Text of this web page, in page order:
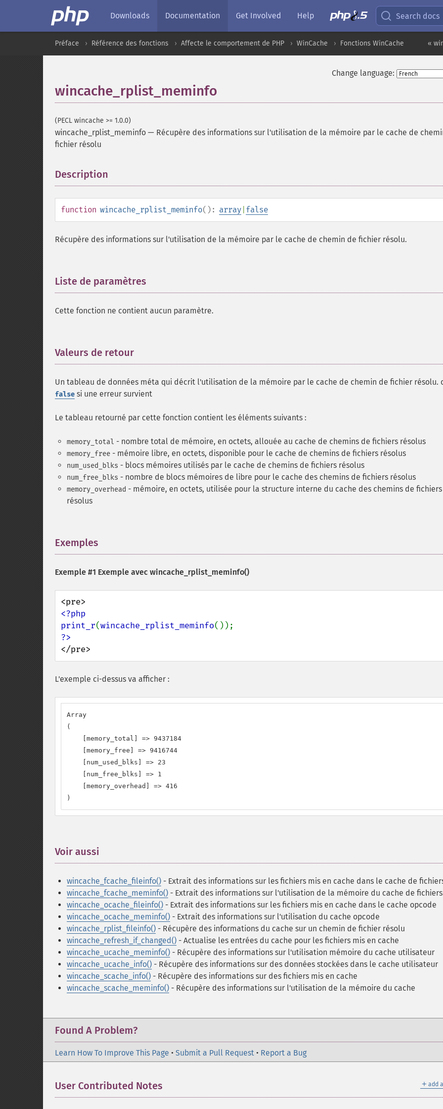
Downloads Documentation Get Involved Help Search docs
«
Préface Référence des fonctions Affecte le comportement de PHP WinCache Fonctions WinCache
Change language:
wincache_rplist_meminfo
(PECL wincache >= 1.0.0)
wincache_rplist_meminfo — Récupère des informations sur l'utilisation de la mémoire par le cache de
fichier résolu
Description
function wincache_rplist_meminfo(): array false
Récupère des informations sur l'utilisation de la mémoire par le cache de chemin de fichier résolu.
Liste de paramètres
Cette fonction ne contient aucun paramètre.
Valeurs de retour
Un tableau de données méta qui décrit l'utilisation de la mémoire par le cache de chemin de fichier résolu.
false si une erreur survient
Le tableau retourné par cette fonction contient les éléments suivants :
memory_total - nombre total de mémoire, en octets, allouée au cache de chemins de fichiers résolus
memory_free - mémoire libre, en octets, disponible pour le cache de chemins de fichiers résolus
num_used_blks - blocs mémoires utilisés par le cache de chemins de fichiers résolus
num_free_blks - nombre de blocs mémoires de libre pour le cache des chemins de fichiers résolus
memory_overhead - mémoire, en octets, utilisée pour la structure interne du cache des chemins de fichiers
résolus
Exemples
Exemple #1 Exemple avec wincache_rplist_meminfo()
<?php
print_r(wincache_rplist_meminfo
</pre>
L'exemple ci-dessus va afficher :
Array
(
    [memory_total] => 9437184
    [memory_free] => 9416744
    [num_used_blks] => 23
    [num_free_blks] => 1
    [memory_overhead] => 416
)
Voir aussi
wincache_fcache_fileinfo() - Extrait des informations sur les fichiers mis en cache dans le cache de
wincache_fcache_meminfo() - Extrait des informations sur l'utilisation de la mémoire du cache de
wincache_ocache_fileinfo() - Extrait des informations sur les fichiers mis en cache dans le cache opcode
wincache_ocache_meminfo() - Extrait des informations sur l'utilisation du cache opcode
wincache_rplist_fileinfo() - Récupère des informations du cache sur un chemin de fichier résolu
wincache_refresh_if_changed() - Actualise les entrées du cache pour les fichiers mis en cache
wincache_ucache_meminfo() - Récupère des informations sur l'utilisation mémoire du cache utilisateur
wincache_ucache_info() - Récupère des informations sur des données stockées dans le cache utilisateur
wincache_scache_info() - Récupère des informations sur des fichiers mis en cache
wincache_scache_meminfo() - Récupère des informations sur l'utilisation de la mémoire du cache
Found A Problem?
Learn How To Improve This Page • Submit a Pull Request • Report a Bug
＋ add
User Contributed Notes